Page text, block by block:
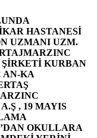
HASTANESİ
UZMANI UZM.
MARZINC
KURBAN
AN-KA
, 19 MAYIS
OKULLARA